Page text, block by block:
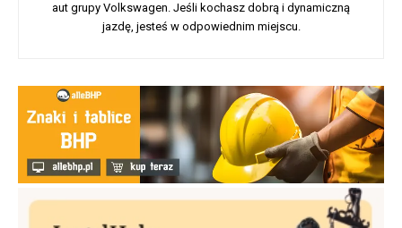
aut grupy Volkswagen. Jeśli kochasz dobrą i dynamiczną
jazdę, jesteś w odpowiednim miejscu.